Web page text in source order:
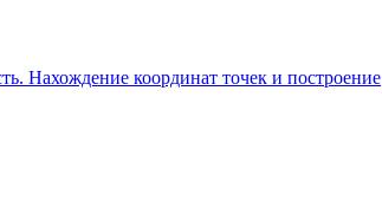
Нахождение координат точек и построение